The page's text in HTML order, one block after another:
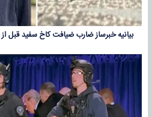
بیانیه خبرساز ضارب ضیافت کاخ سفید قبل